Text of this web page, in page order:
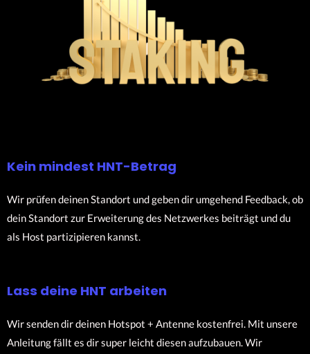
Kein mindest HNT-Betrag
Wir prüfen deinen Standort und geben dir umgehend Feedback, ob
dein Standort zur Erweiterung des Netzwerkes beiträgt und du
als Host partizipieren kannst.
Lass deine HNT arbeiten
Wir senden dir deinen Hotspot + Antenne kostenfrei. Mit unsere
Anleitung fällt es dir super leicht diesen aufzubauen. Wir